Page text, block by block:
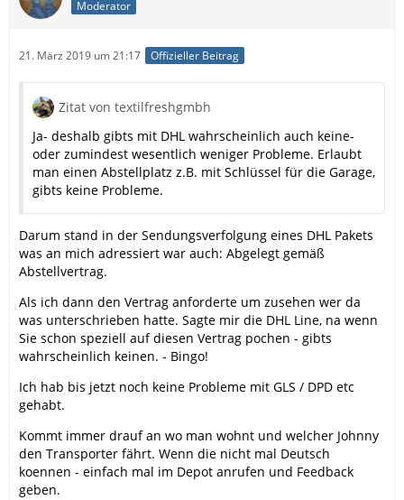
Moderator
21. März 2019 um 21:17 Offizieller Beitrag
Zitat von textilfreshgmbh
Ja- deshalb gibts mit DHL wahrscheinlich auch keine-
oder zumindest wesentlich weniger Probleme. Erlaubt
man einen Abstellplatz z.B. mit Schlüssel für die Garage,
gibts keine Probleme.
Darum stand in der Sendungsverfolgung eines DHL Pakets
was an mich adressiert war auch: Abgelegt gemäß
Abstellvertrag.
Als ich dann den Vertrag anforderte um zusehen wer da
was unterschrieben hatte. Sagte mir die DHL Line, na wenn
Sie schon speziell auf diesen Vertrag pochen - gibts
wahrscheinlich keinen. - Bingo!
Ich hab bis jetzt noch keine Probleme mit GLS / DPD etc
gehabt.
Kommt immer drauf an wo man wohnt und welcher Johnny
den Transporter fährt. Wenn die nicht mal Deutsch
koennen - einfach mal im Depot anrufen und Feedback
geben.